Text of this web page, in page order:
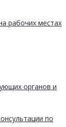
рабочих местах
органов и
по